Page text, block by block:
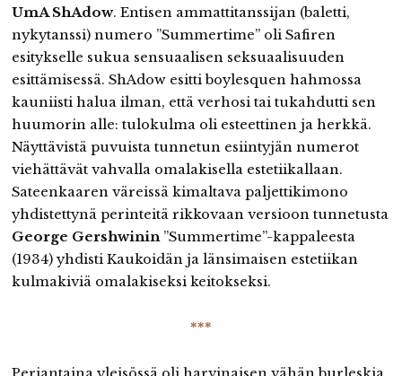
UmA ShAdow. Entisen ammattitanssijan (baletti,
nykytanssi) numero ”Summertime” oli Safiren
esitykselle sukua sensuaalisen seksuaalisuuden
esittämisessä. ShAdow esitti boylesquen hahmossa
kauniisti halua ilman, että verhosi tai tukahdutti sen
huumorin alle: tulokulma oli esteettinen ja herkkä.
Näyttävistä puvuista tunnetun esiintyjän numerot
viehättävät vahvalla omalakisella estetiikallaan.
Sateenkaaren väreissä kimaltava paljettikimono
yhdistettynä perinteitä rikkovaan versioon tunnetusta
George Gershwinin”Summertime”-kappaleesta
(1934) yhdisti Kaukoidän ja länsimaisen estetiikan
kulmakiviä omalakiseksi keitokseksi.
***